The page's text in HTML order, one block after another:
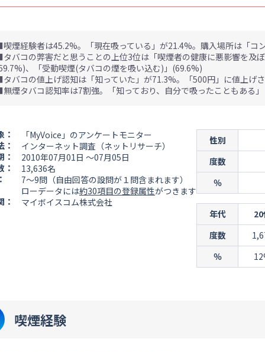
煙経験者は45.2%。「現在吸っている」が21.4%。購入場所は「コ
バコの弊害だと思うことの上位3位は「喫煙者の健康に悪影響を及
、「受動喫煙(タバコの煙を吸い込む)」(69.6%)
バコの値上げ認知は「知っていた」が71.3%。「500円」に値上げ
煙タバコ認知率は7割強。「知っており、自分で吸ったこともある
：
「MyVoice」のアンケートモニター
：
インターネット調査（ネットリサーチ）
：
2010年07月01日 ～07月05日
：
13,636名
7～9問（自由回答の設問が１問含まれます）
ローデータには約30項目の登録属性がつきます
：
マイボイスコム株式会社
性別
度数
％
年代
度数
％
喫煙経験